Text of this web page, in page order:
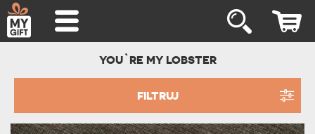
YOU`RE MY LOBSTER
FILTRUJ